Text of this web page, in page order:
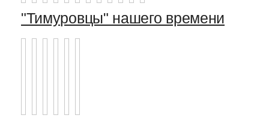
"Тимуровцы" нашего времени